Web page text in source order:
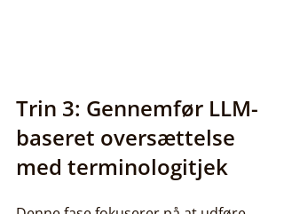
Trin 3: Gennemfør LLM-
baseret oversættelse
med terminologitjek